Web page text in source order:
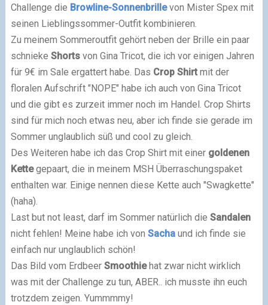
Challenge die Browline-Sonnenbrillevon Mister Spex mit
seinen Lieblingssommer-Outfit kombinieren.
Zu meinem Sommeroutfit gehört neben der Brille ein paar
schnieke Shortsvon Gina Tricot, die ich vor einigen Jahren
für 9€ im Sale ergattert habe. Das Crop Shirtmit der
floralen Aufschrift "NOPE" habe ich auch von Gina Tricot
und die gibt es zurzeit immer noch im Handel. Crop Shirts
sind für mich noch etwas neu, aber ich finde sie gerade im
Sommer unglaublich süß und cool zu gleich.
Des Weiteren habe ich das Crop Shirt mit einer goldenen
Kettegepaart, die in meinem MSH Überraschungspaket
enthalten war. Einige nennen diese Kette auch "Swagkette"
(haha).
Last but not least, darf im Sommer natürlich die Sandalen
nicht fehlen! Meine habe ich von Sachaund ich finde sie
einfach nur unglaublich schön!
Das Bild vom Erdbeer Smoothiehat zwar nicht wirklich
was mit der Challenge zu tun, ABER.. ich musste ihn euch
trotzdem zeigen. Yummmmy!